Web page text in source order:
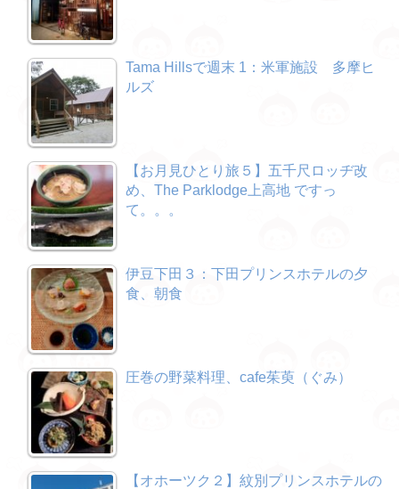
Tama Hillsで週末 1：米軍施設 多摩ヒ
ルズ
【お月見ひとり旅５】五千尺ロッヂ改
め、The Parklodge上高地 ですっ
て。。。
伊豆下田３：下田プリンスホテルの夕
食、朝食
圧巻の野菜料理、cafe茱萸（ぐみ）
【オホーツク２】紋別プリンスホテルの